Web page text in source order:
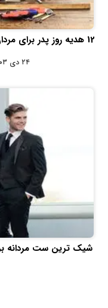
12 هدیه روز پدر برای مردان آچار به دست از رونیکس
۲۴ دی ۱۴۰۳ - ۲۱:۳۷
شیک ترین ست مردانه